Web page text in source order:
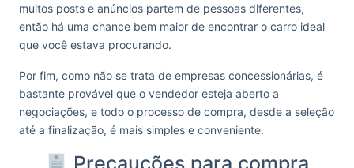
muitos posts e anúncios partem de pessoas diferentes,
então há uma chance bem maior de encontrar o carro ideal
que você estava procurando.
Por fim, como não se trata de empresas concessionárias, é
bastante provável que o vendedor esteja aberto a
negociações, e todo o processo de compra, desde a seleção
até a finalização, é mais simples e conveniente.
Precauções para compra